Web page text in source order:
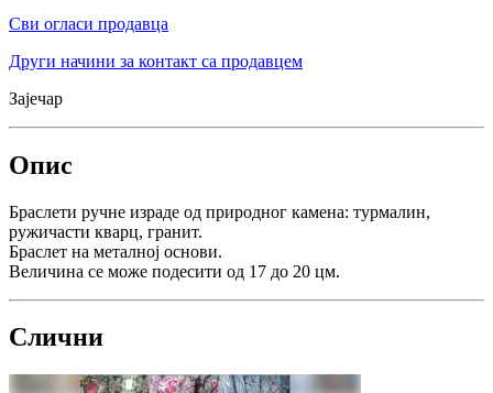
Сви огласи продавца
Други начини за контакт са продавцем
Зајечар
Опис
Браслети ручне израде од природног камена: турмалин,
ружичасти кварц, гранит.
Браслет на металној основи.
Величина се може подесити од 17 до 20 цм.
Слични